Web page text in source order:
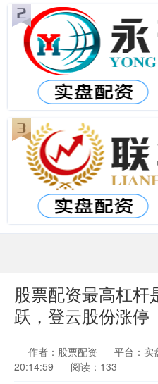
股票配资最高杠杆
跃，登云股份涨停
作者：股票配资 平台：实
20:14:59
阅读：133